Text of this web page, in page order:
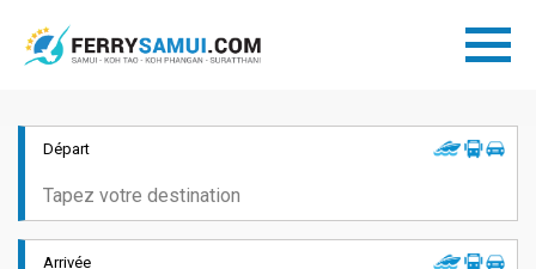
Départ
Arrivée